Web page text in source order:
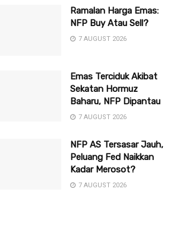
Ramalan Harga Emas:
NFP Buy Atau Sell?
7 AUGUST 2026
Emas Terciduk Akibat
Sekatan Hormuz
Baharu, NFP Dipantau
7 AUGUST 2026
NFP AS Tersasar Jauh,
Peluang Fed Naikkan
Kadar Merosot?
7 AUGUST 2026